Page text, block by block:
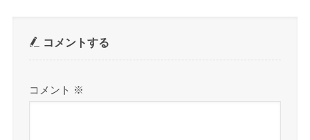
コメントする
コメント ※